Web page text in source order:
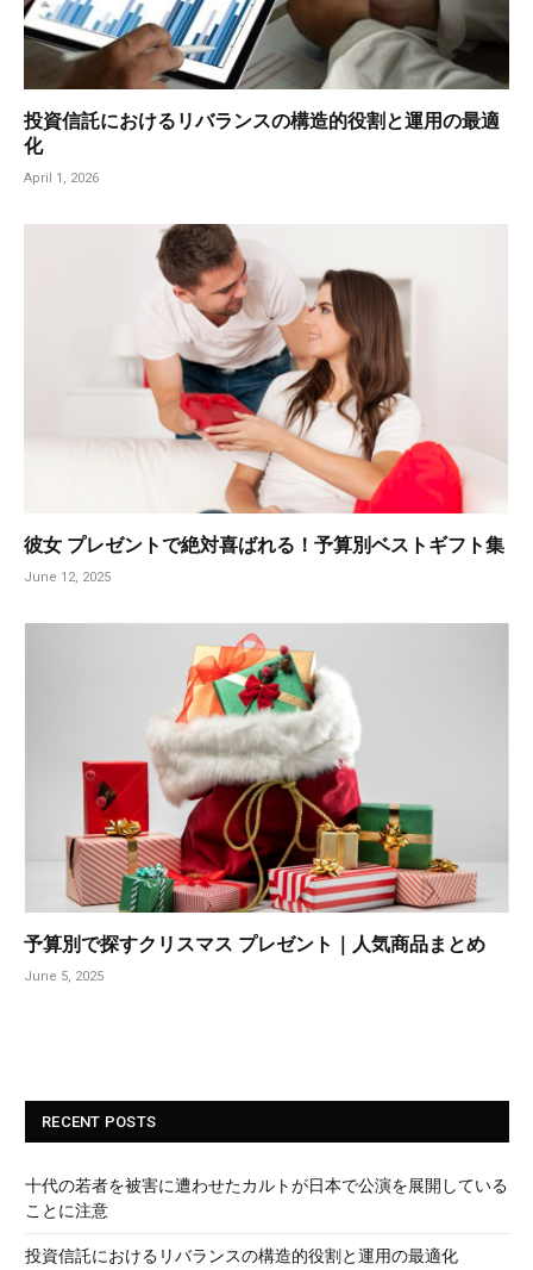
投資信託におけるリバランスの構造的役割と運用の最適
化
April 1, 2026
彼女 プレゼントで絶対喜ばれる！予算別ベストギフト集
June 12, 2025
予算別で探すクリスマス プレゼント｜人気商品まとめ
June 5, 2025
RECENT POSTS
十代の若者を被害に遭わせたカルトが日本で公演を展開している
ことに注意
投資信託におけるリバランスの構造的役割と運用の最適化